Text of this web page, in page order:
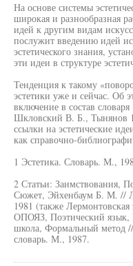
На основе системы
широкая и разнообразная
идей к другим видам
послужит введению идей
эстетического знания,
эти идеи в структуре
Тенденция к такому
эстетики уже и сейчас. Об
включение в состав
Шкловский В. Б., Тынянов
ссылки на эстетические
как справочно-
1 Эстетика. Словарь. М.,
2 Статьи: Заимствования,
Сюжет, Эйхенбаум Б. М. //
1981 (также
ОПОЯЗ, Поэтический
школа, Формальный метод
словарь. М., 1987.